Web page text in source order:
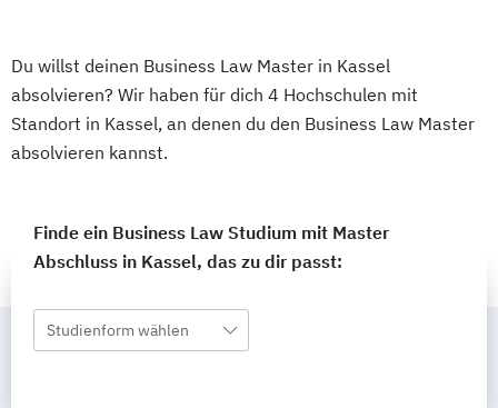
Du willst deinen Business Law Master in Kassel
absolvieren? Wir haben für dich 4 Hochschulen mit
Standort in Kassel, an denen du den Business Law Master
absolvieren kannst.
Finde ein Business Law Studium mit Master
Abschluss in Kassel, das zu dir passt:
Studienform wählen